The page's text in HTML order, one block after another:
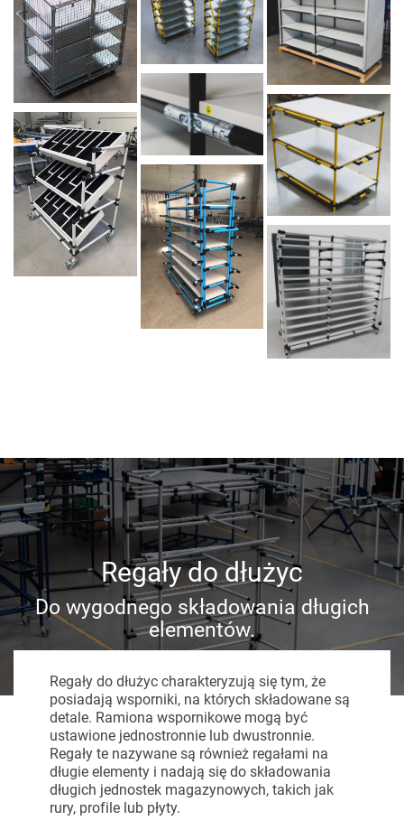
Regały do dłużyc
Do wygodnego składowania długich
elementów.
Regały do dłużyc charakteryzują się tym, że
posiadają wsporniki, na których składowane są
detale. Ramiona wspornikowe mogą być
ustawione jednostronnie lub dwustronnie.
Regały te nazywane są również regałami na
długie elementy i nadają się do składowania
długich jednostek magazynowych, takich jak
rury, profile lub płyty.